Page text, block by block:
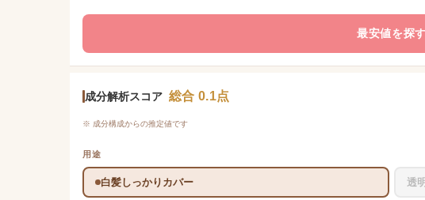
最安値を探す
成分解析スコア 総合 0.1点
※ 成分構成からの推定値です
用途
白髪しっかりカバー 透